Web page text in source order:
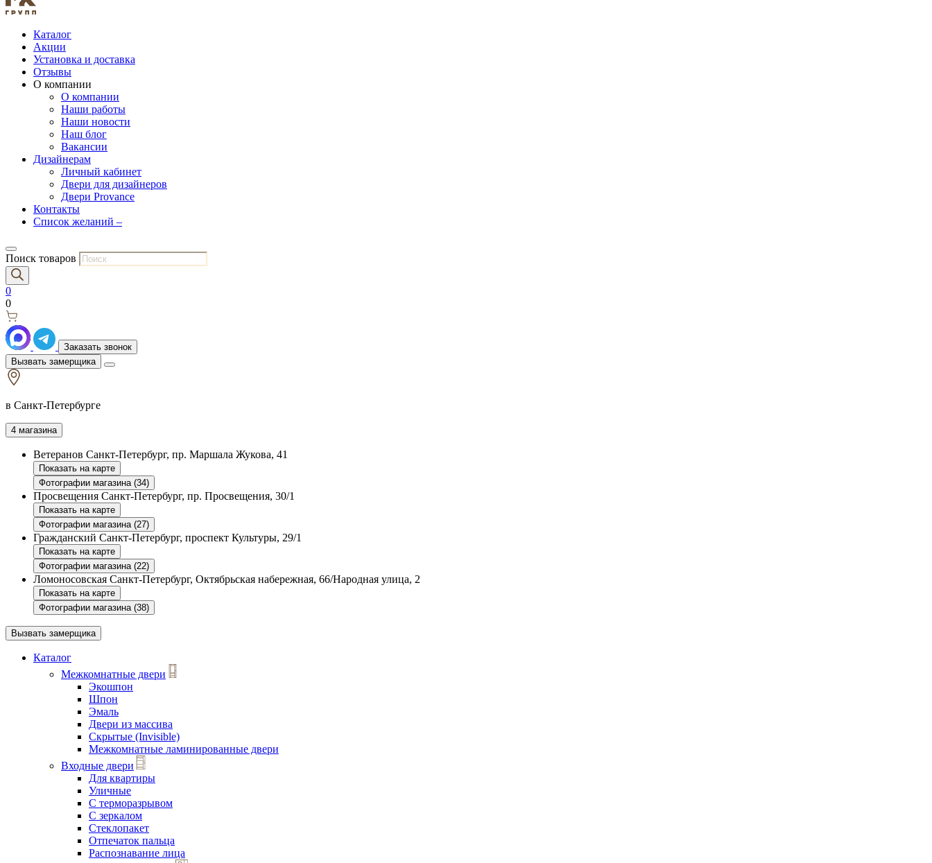
Каталог
Акции
Установка и доставка
Отзывы
О компании
О компании
Наши работы
Наши новости
Наш блог
Вакансии
Дизайнерам
Личный кабинет
Двери для дизайнеров
Двери Provance
Контакты
Список желаний –
Поиск товаров
0
0
Заказать звонок
Вызвать замерщика
в Санкт-Петербурге
4 магазина
Ветеранов Санкт-Петербург, пр. Маршала Жукова, 41
Показать на карте
Фотографии магазина (34)
Просвещения Санкт-Петербург, пр. Просвещения, 30/1
Показать на карте
Фотографии магазина (27)
Гражданский Санкт-Петербург, проспект Культуры, 29/1
Показать на карте
Фотографии магазина (22)
Ломоносовская Санкт-Петербург, Октябрьская набережная, 66/Народная улица, 2
Показать на карте
Фотографии магазина (38)
Вызвать замерщика
Каталог
Межкомнатные двери
Экошпон
Шпон
Эмаль
Двери из массива
Скрытые (Invisible)
Межкомнатные ламинированные двери
Входные двери
Для квартиры
Уличные
С терморазрывом
С зеркалом
Стеклопакет
Отпечаток пальца
Распознавание лица